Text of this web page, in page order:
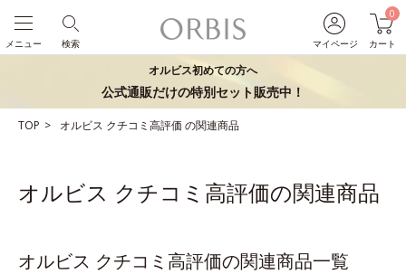
マイページ
0
カート
検索
メニュー
オルビス初めての方へ
公式通販だけの特別セット販売中！
TOP オルビス クチコミ高評価 の関連商品
オルビス クチコミ高評価の関連商品
オルビス クチコミ高評価の関連商品一覧